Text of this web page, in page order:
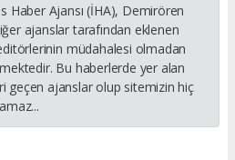
Haber Ajansı (İHA), Demirören
ajanslar tarafından eklenen
müdahalesi olmadan
Bu haberlerde yer alan
geçen ajanslar olup sitemizin hiç